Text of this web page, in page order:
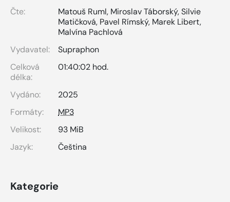
Čte:
Matouš Ruml, Miroslav Táborský,Silvie
Matičková, Pavel Rímský, Marek Libert,
Malvína Pachlová
Vydavatel:
Supraphon
Celková
délka:
01:40:02 hod.
Vydáno:
2025
Formáty:
MP3
Velikost:
93 MiB
Jazyk:
Čeština
Kategorie